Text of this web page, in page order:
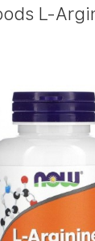
L-